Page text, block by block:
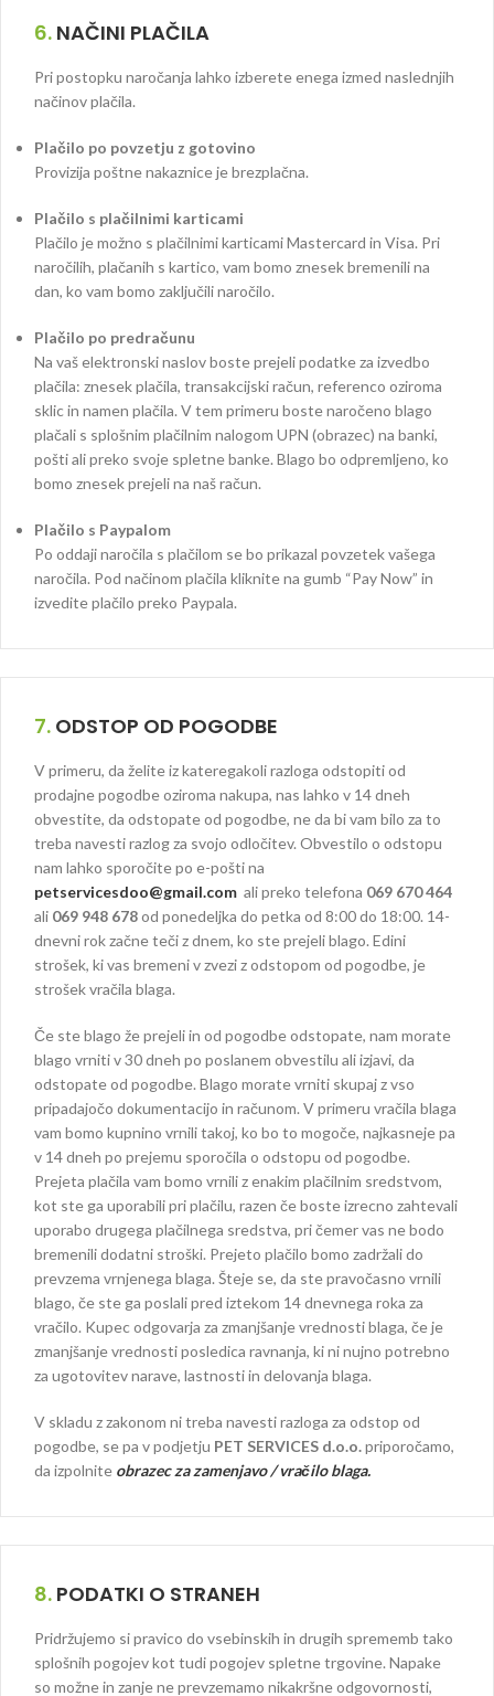
6. NAČINI PLAČILA
Pri postopku naročanja lahko izberete enega izmed naslednjih
načinov plačila.
Plačilo po povzetju z gotovino
Provizija poštne nakaznice je brezplačna.
Plačilo s plačilnimi karticami
Plačilo je možno s plačilnimi karticami Mastercard in Visa. Pri
naročilih, plačanih s kartico, vam bomo znesek bremenili na
dan, ko vam bomo zaključili naročilo.
Plačilo po predračunu
Na vaš elektronski naslov boste prejeli podatke za izvedbo
plačila: znesek plačila, transakcijski račun, referenco oziroma
sklic in namen plačila. V tem primeru boste naročeno blago
plačali s splošnim plačilnim nalogom UPN (obrazec) na banki,
pošti ali preko svoje spletne banke. Blago bo odpremljeno, ko
bomo znesek prejeli na naš račun.
Plačilo s Paypalom
Po oddaji naročila s plačilom se bo prikazal povzetek vašega
naročila. Pod načinom plačila kliknite na gumb “Pay Now” in
izvedite plačilo preko Paypala.
7. ODSTOP OD POGODBE
V primeru, da želite iz kateregakoli razloga odstopiti od
prodajne pogodbe oziroma nakupa, nas lahko v 14 dneh
obvestite, da odstopate od pogodbe, ne da bi vam bilo za to
treba navesti razlog za svojo odločitev. Obvestilo o odstopu
nam lahko sporočite po e-pošti na
petservicesdoo@gmail.com ali preko telefona 069 670 464
ali 069 948 678od ponedeljka do petka od 8:00 do 18:00. 14-
dnevni rok začne teči z dnem, ko ste prejeli blago. Edini
strošek, ki vas bremeni v zvezi z odstopom od pogodbe, je
strošek vračila blaga.
Če ste blago že prejeli in od pogodbe odstopate, nam morate
blago vrniti v 30 dneh po poslanem obvestilu ali izjavi, da
odstopate od pogodbe. Blago morate vrniti skupaj z vso
pripadajočo dokumentacijo in računom. V primeru vračila blaga
vam bomo kupnino vrnili takoj, ko bo to mogoče, najkasneje pa
v 14 dneh po prejemu sporočila o odstopu od pogodbe.
Prejeta plačila vam bomo vrnili z enakim plačilnim sredstvom,
kot ste ga uporabili pri plačilu, razen če boste izrecno zahtevali
uporabo drugega plačilnega sredstva, pri čemer vas ne bodo
bremenili dodatni stroški. Prejeto plačilo bomo zadržali do
prevzema vrnjenega blaga. Šteje se, da ste pravočasno vrnili
blago, če ste ga poslali pred iztekom 14 dnevnega roka za
vračilo. Kupec odgovarja za zmanjšanje vrednosti blaga, če je
zmanjšanje vrednosti posledica ravnanja, ki ni nujno potrebno
za ugotovitev narave, lastnosti in delovanja blaga.
V skladu z zakonom ni treba navesti razloga za odstop od
pogodbe, se pa v podjetju PET SERVICES d.o.o.priporočamo,
da izpolnite obrazec za zamenjavo / vračilo blaga.
8. PODATKI O STRANEH
Pridržujemo si pravico do vsebinskih in drugih sprememb tako
splošnih pogojev kot tudi pogojev spletne trgovine. Napake
so možne in zanje ne prevzemamo nikakršne odgovornosti,